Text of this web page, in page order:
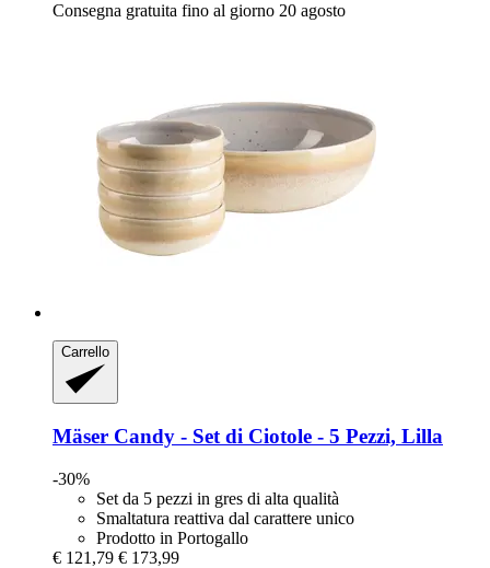
Consegna gratuita fino al giorno 20 agosto
Carrello
Mäser Candy -​ Set di Ciotole -​ 5 Pezzi, Lilla
-30%
Set da 5 pezzi in gres di alta qualità
Smaltatura reattiva dal carattere unico
Prodotto in Portogallo
€ 121,79 € 173,99